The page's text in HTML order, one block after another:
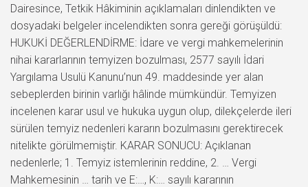
Dairesince, Tetkik Hâkiminin açıklamaları dinlendikten ve
dosyadaki belgeler incelendikten sonra gereği görüşüldü:
HUKUKİ DEĞERLENDİRME: İdare ve vergi mahkemelerinin
nihai kararlarının temyizen bozulması, 2577 sayılı İdari
Yargılama Usulü Kanunu’nun 49. maddesinde yer alan
sebeplerden birinin varlığı hâlinde mümkündür. Temyizen
incelenen karar usul ve hukuka uygun olup, dilekçelerde ileri
sürülen temyiz nedenleri kararın bozulmasını gerektirecek
nitelikte görülmemiştir. KARAR SONUCU: Açıklanan
nedenlerle; 1. Temyiz istemlerinin reddine, 2. … Vergi
Mahkemesinin … tarih ve E:…, K:… sayılı kararının